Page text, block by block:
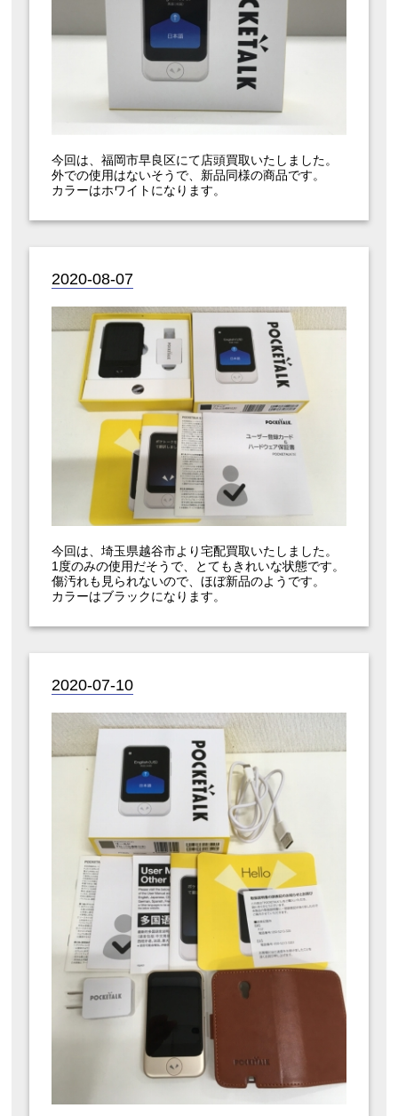
今回は、福岡市早良区にて店頭買取いたしました。
外での使用はないそうで、新品同様の商品です。
カラーはホワイトになります。
2020-08-07
今回は、埼玉県越谷市より宅配買取いたしました。
1度のみの使用だそうで、とてもきれいな状態です。
傷汚れも見られないので、ほぼ新品のようです。
カラーはブラックになります。
2020-07-10